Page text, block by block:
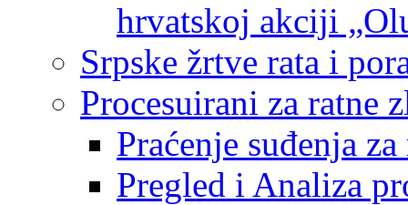
hrvatskoj akciji
Srpske žrtve rata i
Procesuirani za ratne
Praćenje suđenja
Pregled i Analiza